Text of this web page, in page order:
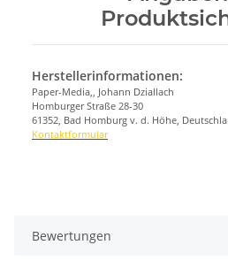
Herstellerinformationen:
Paper-Media,, Johann Dziallach
Homburger Straße 28-30
61352, Bad Homburg v. d. Höhe,
Kontaktformular
Bewertungen